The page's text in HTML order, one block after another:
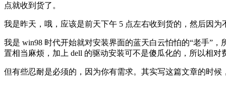
点就收到货了。
我是昨天，哦，应该是前天下午 5 点左右收到货的，然后因
我是 win98 时代开始就对安装界面的蓝天白云怕怕的“老手”
置相当麻烦，加上 dell 的驱动安装可不是傻瓜化的，所以相对
但有些忍耐是必须的，因为你有需求。其实写这篇文章的时